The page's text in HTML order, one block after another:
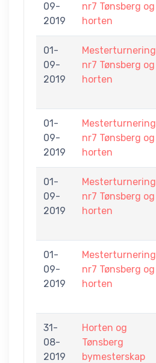
09-
2019
nr7 Tønsberg og
horten
01-
09-
2019
Mesterturnering
nr7 Tønsberg og
horten
01-
09-
2019
Mesterturnering
nr7 Tønsberg og
horten
01-
09-
2019
Mesterturnering
nr7 Tønsberg og
horten
01-
09-
2019
Mesterturnering
nr7 Tønsberg og
horten
31-
08-
2019
Horten og
Tønsberg
bymesterskap